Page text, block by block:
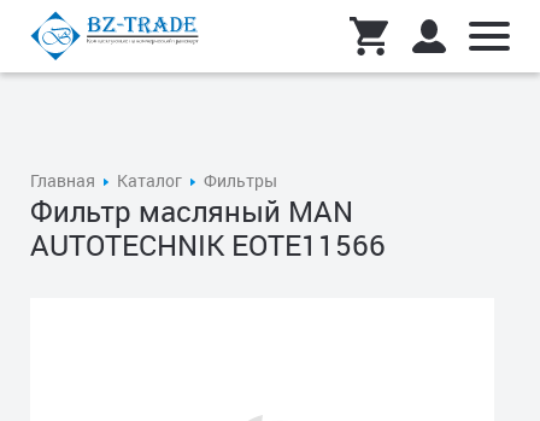
Главная Каталог Фильтры
Фильтр масляный MAN
AUTOTECHNIK EOTE11566